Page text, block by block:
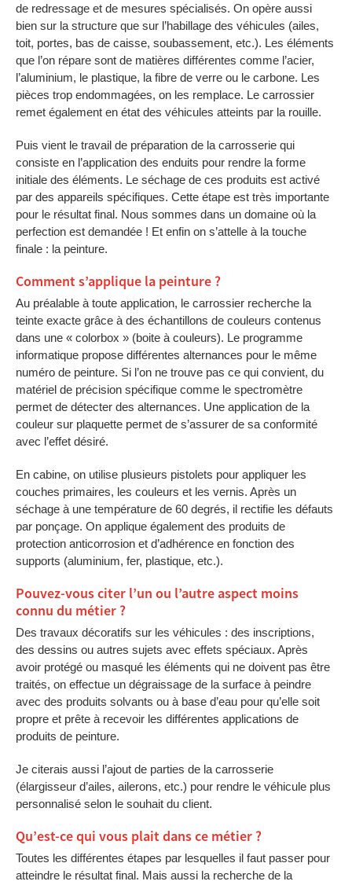
de redressage et de mesures spécialisés. On opère aussi
bien sur la structure que sur l’habillage des véhicules (ailes,
toit, portes, bas de caisse, soubassement, etc.). Les éléments
que l’on répare sont de matières différentes comme l’acier,
l’aluminium, le plastique, la fibre de verre ou le carbone. Les
pièces trop endommagées, on les remplace. Le carrossier
remet également en état des véhicules atteints par la rouille.
Puis vient le travail de préparation de la carrosserie qui
consiste en l’application des enduits pour rendre la forme
initiale des éléments. Le séchage de ces produits est activé
par des appareils spécifiques. Cette étape est très importante
pour le résultat final. Nous sommes dans un domaine où la
perfection est demandée ! Et enfin on s’attelle à la touche
finale : la peinture.
Comment s’applique la peinture ?
Au préalable à toute application, le carrossier recherche la
teinte exacte grâce à des échantillons de couleurs contenus
dans une « colorbox » (boite à couleurs). Le programme
informatique propose différentes alternances pour le même
numéro de peinture. Si l’on ne trouve pas ce qui convient, du
matériel de précision spécifique comme le spectromètre
permet de détecter des alternances. Une application de la
couleur sur plaquette permet de s’assurer de sa conformité
avec l’effet désiré.
En cabine, on utilise plusieurs pistolets pour appliquer les
couches primaires, les couleurs et les vernis. Après un
séchage à une température de 60 degrés, il rectifie les défauts
par ponçage. On applique également des produits de
protection anticorrosion et d’adhérence en fonction des
supports (aluminium, fer, plastique, etc.).
Pouvez-vous citer l’un ou l’autre aspect moins
connu du métier ?
Des travaux décoratifs sur les véhicules : des inscriptions,
des dessins ou autres sujets avec effets spéciaux. Après
avoir protégé ou masqué les éléments qui ne doivent pas être
traités, on effectue un dégraissage de la surface à peindre
avec des produits solvants ou à base d’eau pour qu’elle soit
propre et prête à recevoir les différentes applications de
produits de peinture.
Je citerais aussi l’ajout de parties de la carrosserie
(élargisseur d’ailes, ailerons, etc.) pour rendre le véhicule plus
personnalisé selon le souhait du client.
Qu’est-ce qui vous plait dans ce métier ?
Toutes les différentes étapes par lesquelles il faut passer pour
atteindre le résultat final. Mais aussi la recherche de la